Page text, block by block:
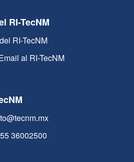
RI-TecNM
RI-TecNM
al RI-TecNM
36002500